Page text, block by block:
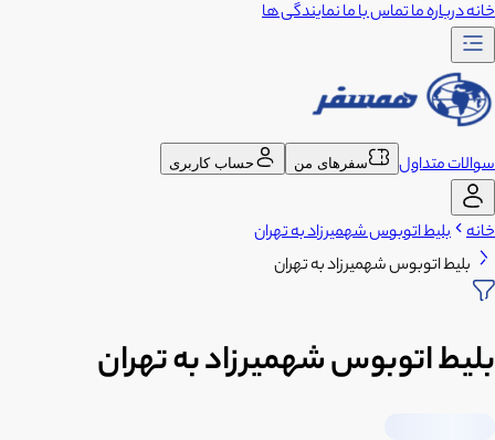
خانهدرباره ماتماس با مانمایندگی ها
سوالات متداول سفرهای من حساب کاربری
خانه بلیط اتوبوس شهمیرزاد به تهران
بلیط اتوبوس شهمیرزاد به تهران
بلیط اتوبوس شهمیرزاد به تهران